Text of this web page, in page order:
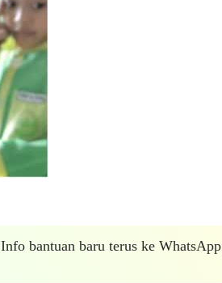
Info bantuan baru terus ke WhatsApp